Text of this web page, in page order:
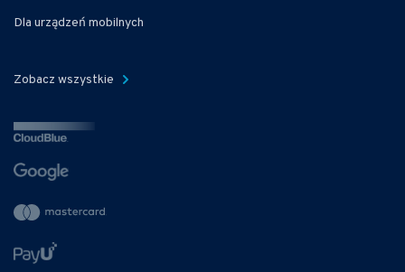
Dla urządzeń mobilnych
Zobacz wszystkie